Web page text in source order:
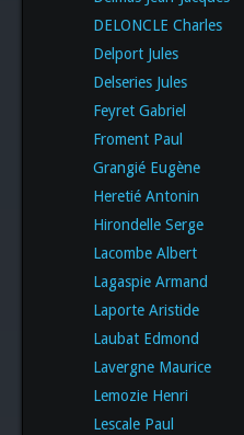
DELONCLE Charles
Delport Jules
Delseries Jules
Feyret Gabriel
Froment Paul
Grangié Eugène
Heretié Antonin
Hirondelle Serge
Lacombe Albert
Lagaspie Armand
Laporte Aristide
Laubat Edmond
Lavergne Maurice
Lemozie Henri
Lescale Paul